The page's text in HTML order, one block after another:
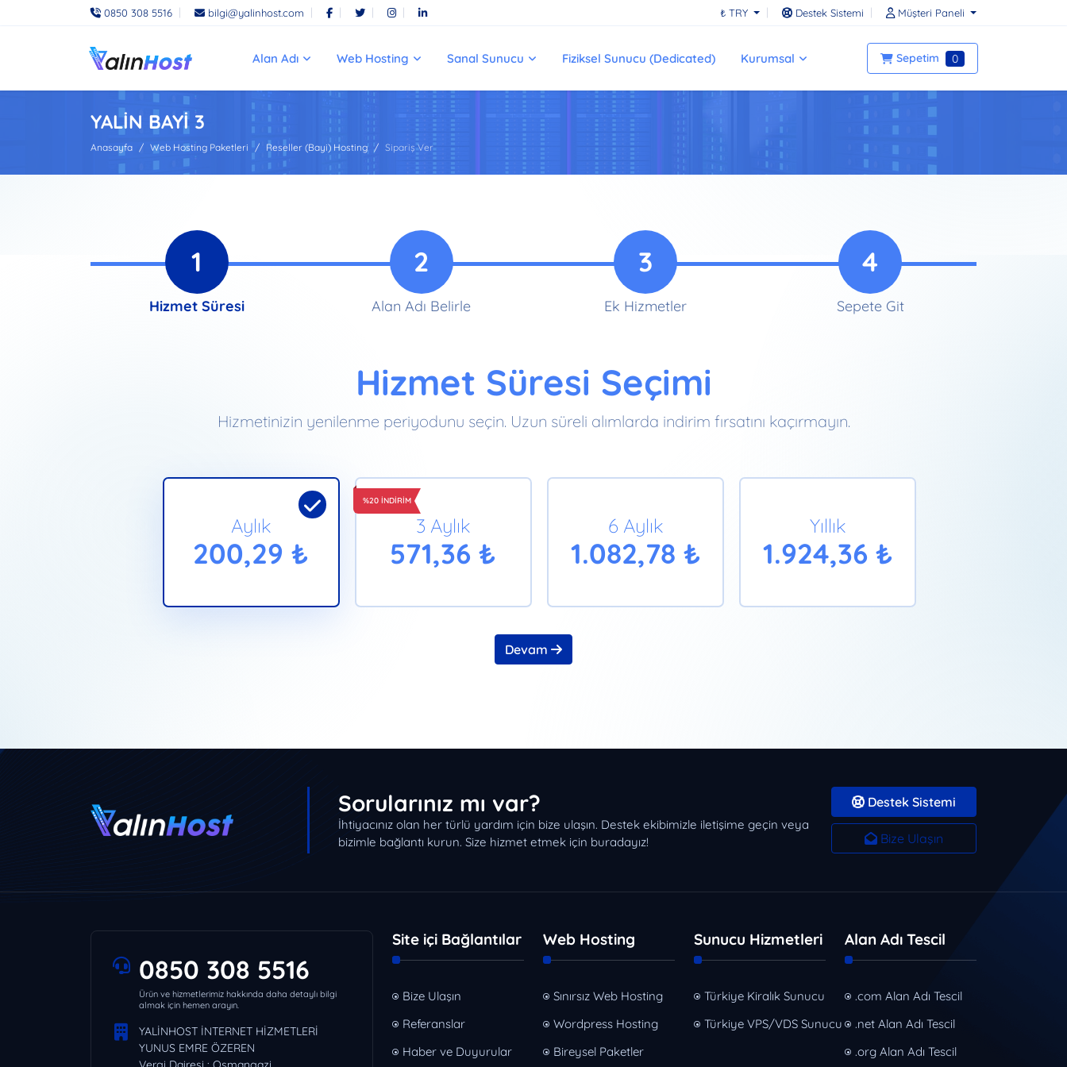
0850 308 5516 bilgi@yalinhost.com ₺ TRY Destek Sistemi Müşteri Paneli
Alan Adı Web Hosting Sanal Sunucu Fiziksel Sunucu (Dedicated) Kurumsal Sepetim 0
YALİN BAYİ 3
Anasayfa Web Hosting Paketleri Reseller (Bayi) Hosting Sipariş Ver
1
Hizmet Süresi
2
Alan Adı Belirle
3
Ek Hizmetler
4
Sepete Git
Hizmet Süresi Seçimi
Hizmetinizin yenilenme periyodunu seçin. Uzun süreli alımlarda indirim fırsatını kaçırmayın.
Aylık
200,29 ₺
%20 İNDİRİM
3 Aylık
571,36 ₺
6 Aylık
1.082,78 ₺
Yıllık
1.924,36 ₺
Devam
Sorularınız mı var?
İhtiyacınız olan her türlü yardım için bize ulaşın. Destek ekibimizle iletişime geçin veya
bizimle bağlantı kurun. Size hizmet etmek için buradayız!
Destek Sistemi
Bize Ulaşın
0850 308 5516
Ürün ve hizmetlerimiz hakkında daha detaylı bilgi
almak için hemen arayın.
YALİNHOST İNTERNET HİZMETLERİ
YUNUS EMRE ÖZEREN
Site içi Bağlantılar
Bize Ulaşın
Referanslar
Haber ve Duyurular
Web Hosting
Sınırsız Web Hosting
Wordpress Hosting
Bireysel Paketler
Sunucu Hizmetleri
Türkiye Kiralık Sunucu
Türkiye VPS/VDS Sunucu
Alan Adı Tescil
.com Alan Adı Tescil
.net Alan Adı Tescil
.org Alan Adı Tescil